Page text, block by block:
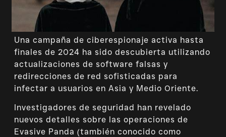
Una campaña de ciberespionaje activa hasta
finales de 2024 ha sido descubierta utilizando
actualizaciones de software falsas y
redirecciones de red sofisticadas para
infectar a usuarios en Asia y Medio Oriente.
Investigadores de seguridad han revelado
nuevos detalles sobre las operaciones de
Evasive Panda (también conocido como